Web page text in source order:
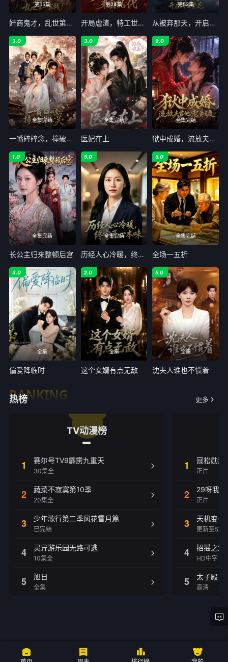
第15集
奸商鬼才，乱世第一客栈!
第24集
开局虐渣，特工世子妃来自现代
第52集
从被弃那天，开启满世繁花
全集完结
3.0
一嘴碎碎念，撞破禅心关
全集完结
3.0
医妃在上
全集完结
9.0
狱中成婚，流放夫君他宠妻无度第二季
全集完结
1.0
长公主归来整顿后宫
全集完结
5.0
历经人心冷暖，终守匠心本味
全集完结
5.0
全场一五折
全集
3.0
偏爱降临时
全集
2.0
这个女婿有点无敌
全集
5.0
沈夫人谁也不惯着
热榜
RANKING 更多
TV动漫榜
1 赛尔号TV9霹雳九重天
30集全
2 蔬菜不寂寞第10季
20集全
3 少年歌行第二季风花雪月篇
已完结
4 灵异游乐园无路可逃
10集全
5 旭日
全集
1 寇松勋爵
正片
2 29呀我的
正片
3 天机变
更新至5集
4 招摇之涅
HD中字
5 太子殿下
高清